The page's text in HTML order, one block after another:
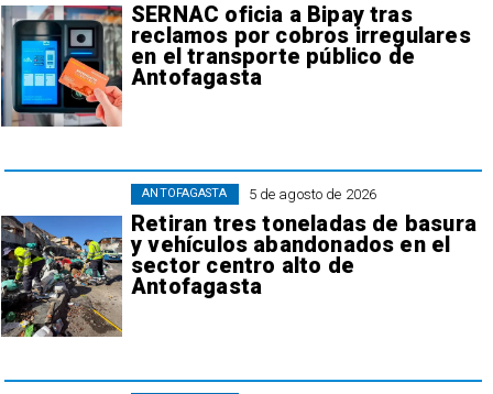
SERNAC oficia a Bipay tras
reclamos por cobros irregulares
en el transporte público de
Antofagasta
5 de agosto de 2026
Retiran tres toneladas de basura
y vehículos abandonados en el
sector centro alto de
Antofagasta
ANTOFAGASTA